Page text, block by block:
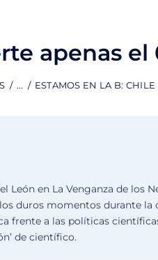
apenas el
... ESTAMOS EN LA B:
en La Venganza de los
duros momentos durante la
frente a las políticas
de científico.